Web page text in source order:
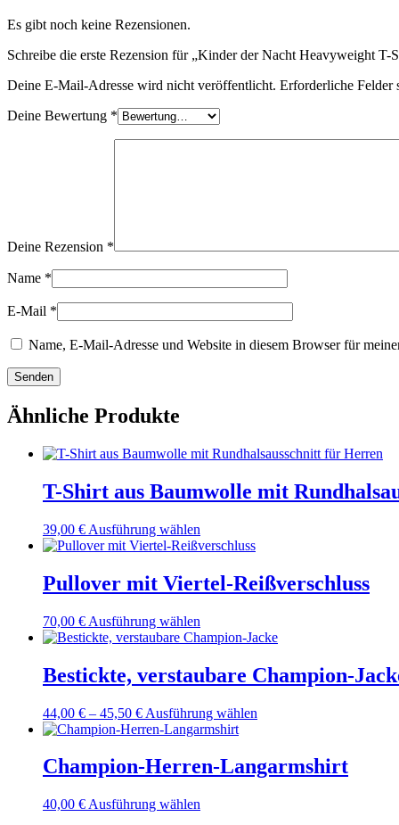
Es gibt noch keine Rezensionen.
Schreibe die erste Rezension für „Kinder der Nacht Heavyweight T-
Deine E-Mail-Adresse wird nicht veröffentlicht. Erforderliche Felder
Deine Bewertung *
Deine Rezension *
Name *
E-Mail *
Name, E-Mail-Adresse und Website in diesem Browser für
Ähnliche Produkte
T-Shirt aus Baumwolle mit
39,00 € Ausführung wählen
Produkt
mehrere
Varianten
Die
Optionen
auf
der
Produktseite
gewählt
werden
Pullover mit Viertel-Reißverschluss
70,00 € Ausführung wählen
Produkt
mehrere
Varianten
Die
Optionen
auf
der
gewählt
Bestickte, verstaubare Champion-
44,00 € – 45,50 €Preisspanne:
44,00 €
45,50 €
Ausführung wählen
mehrere
Varianten
Champion-Herren-Langarmshirt
40,00 € Ausführung wählen